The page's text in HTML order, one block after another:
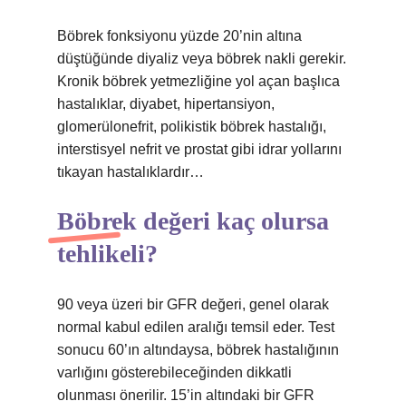
Böbrek fonksiyonu yüzde 20’nin altına
düştüğünde diyaliz veya böbrek nakli gerekir.
Kronik böbrek yetmezliğine yol açan başlıca
hastalıklar, diyabet, hipertansiyon,
glomerülonefrit, polikistik böbrek hastalığı,
interstisyel nefrit ve prostat gibi idrar yollarını
tıkayan hastalıklardır…
Böbrek değeri kaç olursa
tehlikeli?
90 veya üzeri bir GFR değeri, genel olarak
normal kabul edilen aralığı temsil eder. Test
sonucu 60’ın altındaysa, böbrek hastalığının
varlığını gösterebileceğinden dikkatli
olunması önerilir. 15’in altındaki bir GFR